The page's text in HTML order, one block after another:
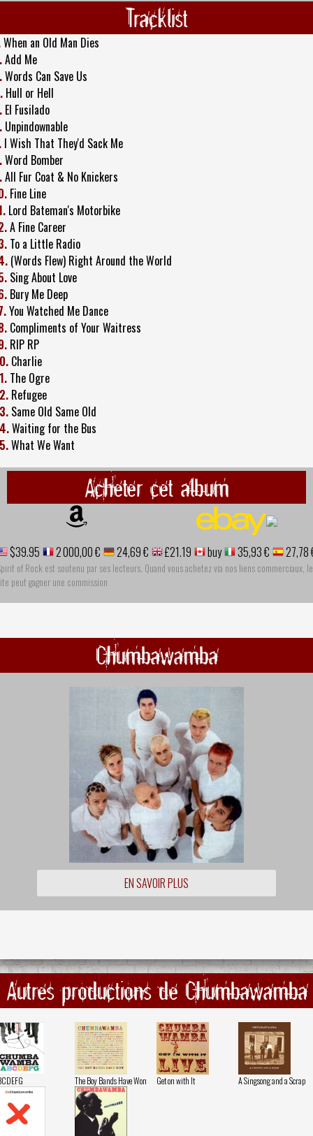
Tracklist
When an Old Man Dies
Add Me
Words Can Save Us
Hull or Hell
El Fusilado
Unpindownable
I Wish That They'd Sack Me
Word Bomber
All Fur Coat & No Knickers
Fine Line
Lord Bateman's Motorbike
A Fine Career
To a Little Radio
(Words Flew) Right Around the World
Sing About Love
Bury Me Deep
You Watched Me Dance
Compliments of Your Waitress
RIP RP
Charlie
The Ogre
Refugee
Same Old Same Old
Waiting for the Bus
What We Want
Acheter cet album
$39.95 2 000,00 € 24,69 € £21.19 buy 35,93 € 27,78
of Rock est soutenu par ses lecteurs. Quand vous achetez via nos liens commerciaux, le
peut gagner une commission
Chumbawamba
EN SAVOIR PLUS
Autres productions de Chumbawamba
The Boy Bands Have Won Get on with It A Singsong and a Scrap